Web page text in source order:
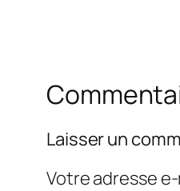
Laisser un
Votre adresse